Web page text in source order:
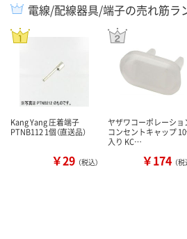
電線/配線器具/端子の売れ筋ラ
Kang Yang 圧着端子
PTNB112 1個（直送品）
￥29 （税込）
ヤザワコーポレーショ
コンセントキャップ
入り KC…
￥174 （税